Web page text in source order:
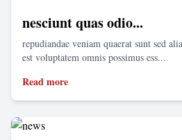
nesciunt quas odio...
repudiandae veniam quaerat sunt sed
est voluptatem omnis possimus ess...
Read more